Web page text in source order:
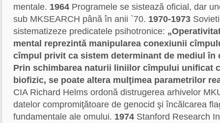
mentale. 1964 Programele se sistează oficial, dar
sub MKSEARCH până în anii `70. 1970-1973
sistematizeze predicatele psihotronice:
mental reprezintă manipularea conexiunii
cîmpul privit ca sistem determinant de mediul în
Prin schimbarea naturii liniilor cîmpului unificat
biofizic, se poate altera mulţimea parametrilor
CIA Richard Helms ordonă distrugerea arhivelor
datelor compromiţătoare de genocid şi încălcarea
fundamentale ale omului. 1974 Stanford Research